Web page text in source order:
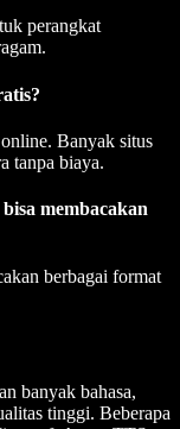
perangkat
Banyak situs
tanpa biaya.
membacakan
berbagai format
banyak bahasa,
tinggi. Beberapa